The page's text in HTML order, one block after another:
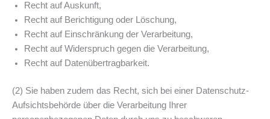
Recht auf Auskunft,
Recht auf Berichtigung oder Löschung,
Recht auf Einschränkung der Verarbeitung,
Recht auf Widerspruch gegen die Verarbeitung,
Recht auf Datenübertragbarkeit.
(2) Sie haben zudem das Recht, sich bei einer Datenschutz-
Aufsichtsbehörde über die Verarbeitung Ihrer